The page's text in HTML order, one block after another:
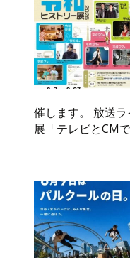
催します。 放送
展「テレビとCM